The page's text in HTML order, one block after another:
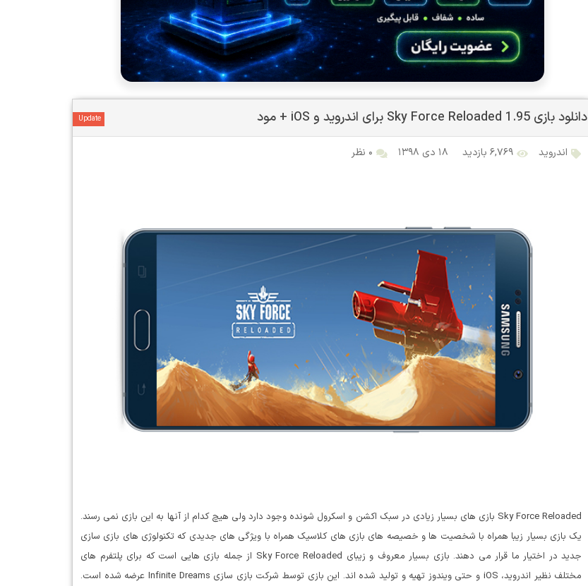
دانلود بازی Sky Force Reloaded 1.95 برای اندروید و iOS + مود Update
اندروید ۶,۷۶۹ بازدید ۱۸ دی ۱۳۹۸ ۰ نظر
Sky Force Reloaded بازی های بسیار زیادی در سبک اکشن و اسکرول شونده وجود دارد ولی هیچ کدام از آنها به این بازی نمی رسند.
یک بازی بسیار زیبا همراه با شخصیت ها و خصیصه های بازی های کلاسیک همراه با ویژگی های جدیدی که تکنولوژی های بازی سازی
جدید در اختیار ما قرار می دهند. بازی بسیار معروف و زیبای Sky Force Reloaded از جمله بازی هایی است که برای پلتفرم های
مختلف نظیر اندروید، iOS و حتی ویندوز تهیه و تولید شده اند. این بازی توسط شرکت بازی سازی Infinite Dreams عرضه شده است.